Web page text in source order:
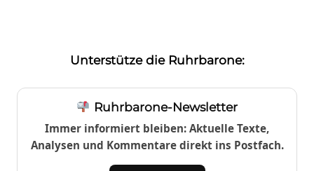
Unterstütze die Ruhrbarone:
Ruhrbarone-Newsletter
Immer informiert bleiben: Aktuelle Texte,
Analysen und Kommentare direkt ins Postfach.